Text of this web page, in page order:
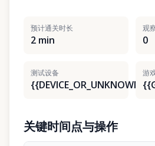
预计通关时长
2 min
观
0
测试设备
{{DEVICE_OR_UNKNOWN}}
游
关键时间点与操作